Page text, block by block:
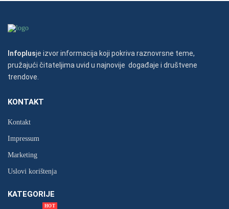
Infoplusje izvor informacija koji pokriva raznovrsne teme,
pružajući čitateljima uvid u najnovije događaje i društvene
trendove.
KONTAKT
Kontakt
Impressum
Marketing
Uslovi korištenja
KATEGORIJE
HOT